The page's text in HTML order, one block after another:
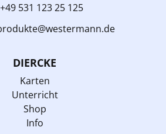
+49 531 123 25 125
DIERCKE
Karten
Unterricht
Shop
Info